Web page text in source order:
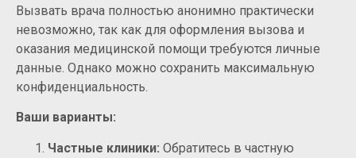
Вызвать врача полностью анонимно практически
невозможно, так как для оформления вызова и
оказания медицинской помощи требуются личные
данные. Однако можно сохранить максимальную
конфиденциальность.
Ваши варианты:
Частные клиники: Обратитесь в частную